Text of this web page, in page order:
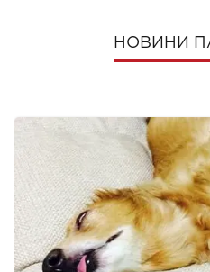
НОВИНИ